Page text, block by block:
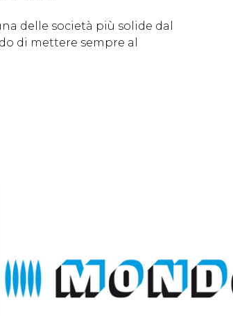
delle società più solide dal
di mettere sempre al